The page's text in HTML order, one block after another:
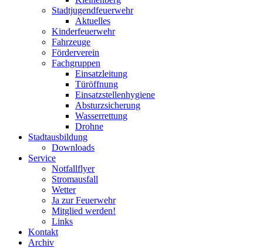
Stadtjugendfeuerwehr
Aktuelles
Kinderfeuerwehr
Fahrzeuge
Förderverein
Fachgruppen
Einsatzleitung
Türöffnung
Einsatzstellenhygiene
Absturzsicherung
Wasserrettung
Drohne
Stadtausbildung
Downloads
Service
Notfallflyer
Stromausfall
Wetter
Ja zur Feuerwehr
Mitglied werden!
Links
Kontakt
Archiv